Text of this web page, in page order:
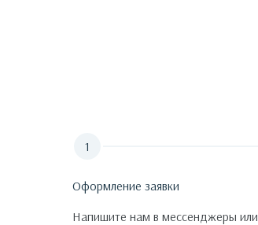
Оформление заявки
Напишите нам в мессенджеры или